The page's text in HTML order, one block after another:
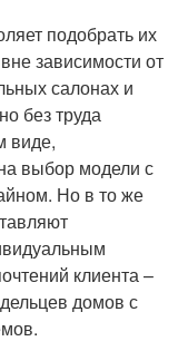
подобрать их
зависимости от
салонах и
без труда
виде,
выбор модели с
Но в то же
клиента –
домов с